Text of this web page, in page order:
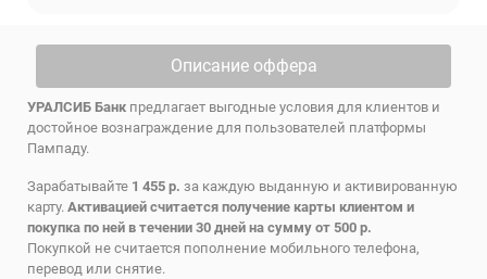
Описание оффера
УРАЛСИБ Банк предлагает выгодные условия для клиентов и
достойное вознаграждение для пользователей платформы
Пампаду.
Зарабатывайте 1 455 р. за каждую выданную и активированную
карту. Активацией считается получение карты клиентом и
покупка по ней в течении 30 дней на сумму от 500 р.
Покупкой не считается пополнение мобильного телефона,
перевод или снятие.